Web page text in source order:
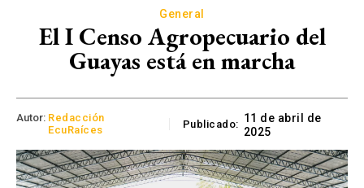
General
El I Censo Agropecuario del
Guayas está en marcha
Autor: Redacción
EcuRaíces
Publicado: 11 de abril de
2025